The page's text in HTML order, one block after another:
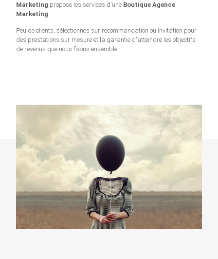
Marketing propose les services d'une Boutique Agence
Marketing.
Peu de clients, sélectionnés sur recommandation ou invitation pour
des prestations sur mesure et la garantie d'atteindre les objectifs
de revenus que nous fixons ensemble.